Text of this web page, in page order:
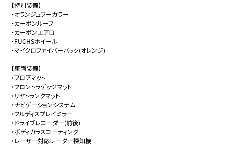
【特別装備】
・オランジュフーカラー
・カーボンルーフ
・カーボンエアロ
・FUCHSホイール
・マイクロファイバーバック(オレンジ)
【車両装備】
・フロアマット
・フロントラゲッジマット
・リヤトランクマット
・ナビゲーションシステム
・フルディスプレイミラー
・ドライブレコーダー(前後)
・ボディガラスコーティング
・レーザー対応レーダー探知機